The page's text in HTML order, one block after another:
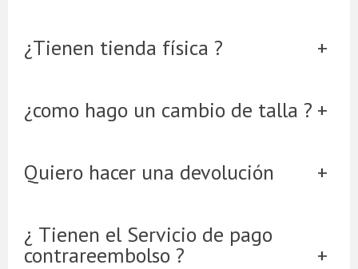
¿Tienen tienda física ?
¿como hago un cambio de talla ?
Quiero hacer una devolución
¿ Tienen el Servicio de pago
contrareembolso ?